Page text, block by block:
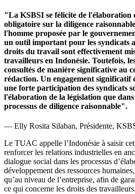
"La KSBSI se félicite de l'élaboration
obligatoire sur la diligence
l'homme proposée par le
un outil important pour les syndicats
droits du travail sont effectivement
travailleurs en Indonésie. Toutefois,
consultés de manière significative au
rédaction. Un engagement significatif
une forte participation des syndicats
l'élaboration de la législation que
processus de diligence raisonnable".
— Elly Rosita Silaban, Présidente,
Le TUAC appelle l’Indonésie à saisir
renforcer les relations industrielles en
dialogue social dans les processus
développement des ressources
qu’au niveau de l’entreprise, afin de
ce qui concerne les droits des travailleurs.